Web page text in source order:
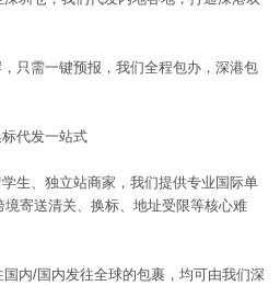
只需一键预报，我们全程包办，深港包
代发一站式
生、独立站商家，我们提供专业国际单
境寄送清关、换标、地址受限等核心难
国内/国内发往全球的包裹，均可由我们深